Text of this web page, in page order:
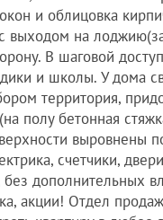
и облицовка
выходом на
В шаговой
и школы. У дома
территория,
полу бетонная
выровнены
счетчики,
дополнительных
акции! Отдел